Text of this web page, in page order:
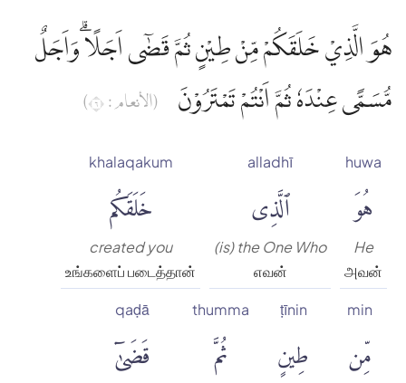
هُوَ الَّذِيْ خَلَقَكُمْ مِّنْ طِيْنٍ ثُمَّ قَضٰٓى اَجَلًا ۗوَاَجَلٌ
مُّسَمًّى عِنْدَهٗ ثُمَّ اَنْتُمْ تَمْتَرُوْنَ
(الأنعام : ٦)
huwa
هُوَ
He
அவன்
alladhī
ٱلَّذِى
(is) the One Who
எவன்
khalaqakum
خَلَقَكُم
created you
உங்களைப் படைத்தான்
min
مِّن
ṭīnin
طِينٍ
thumma
ثُمَّ
qaḍā
قَضَىٰٓ